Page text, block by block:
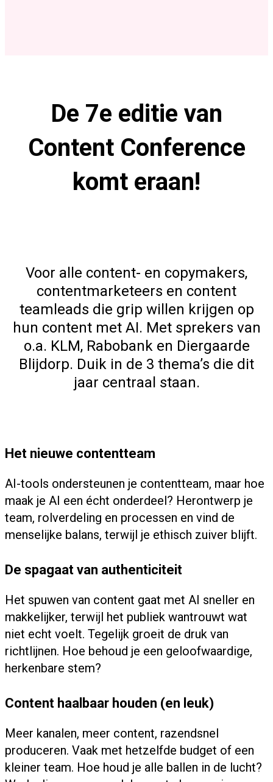
De 7e editie van
Content Conference
komt eraan!
Voor alle content- en copymakers,
contentmarketeers en content
teamleads die grip willen krijgen op
hun content met AI. Met sprekers van
o.a. KLM, Rabobank en Diergaarde
Blijdorp. Duik in de 3 thema’s die dit
jaar centraal staan.
Het nieuwe contentteam
AI-tools ondersteunen je contentteam, maar hoe
maak je AI een écht onderdeel? Herontwerp je
team, rolverdeling en processen en vind de
menselijke balans, terwijl je ethisch zuiver blijft.
De spagaat van authenticiteit
Het spuwen van content gaat met AI sneller en
makkelijker, terwijl het publiek wantrouwt wat
niet echt voelt. Tegelijk groeit de druk van
richtlijnen. Hoe behoud je een geloofwaardige,
herkenbare stem?
Content haalbaar houden (en leuk)
Meer kanalen, meer content, razendsnel
produceren. Vaak met hetzelfde budget of een
kleiner team. Hoe houd je alle ballen in de lucht?